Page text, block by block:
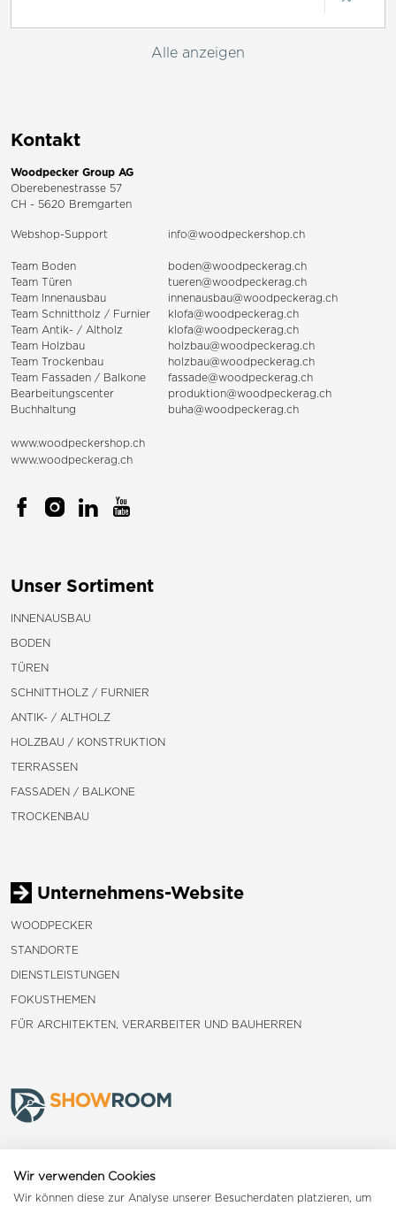
Alle anzeigen
Kontakt
Woodpecker Group AG
Oberebenestrasse 57
CH - 5620 Bremgarten
Webshop-Support info@woodpeckershop.ch
Team Boden
boden@woodpeckerag.ch
Team Türen
tueren@woodpeckerag.ch
Team Innenausbau
innenausbau@woodpeckerag.ch
Team Schnittholz / Furnier
klofa@woodpeckerag.ch
Team Antik- / Altholz
klofa@woodpeckerag.ch
Team Holzbau
holzbau@woodpeckerag.ch
Team Trockenbau
holzbau@woodpeckerag.ch
Team Fassaden / Balkone
fassade@woodpeckerag.ch
Bearbeitungscenter
produktion@woodpeckerag.ch
Buchhaltung
buha@woodpeckerag.ch
www.woodpeckershop.ch
www.woodpeckerag.ch
Unser Sortiment
INNENAUSBAU
BODEN
TÜREN
SCHNITTHOLZ / FURNIER
ANTIK- / ALTHOLZ
HOLZBAU / KONSTRUKTION
TERRASSEN
FASSADEN / BALKONE
TROCKENBAU
Unternehmens-Website
WOODPECKER
STANDORTE
DIENSTLEISTUNGEN
FOKUSTHEMEN
FÜR ARCHITEKTEN, VERARBEITER UND BAUHERREN
Wir verwenden Cookies
Wir können diese zur Analyse unserer Besucherdaten platzieren, um